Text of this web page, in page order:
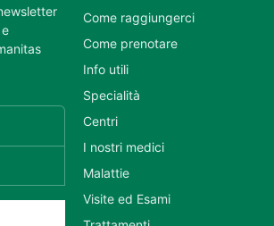
Come raggiungerci
Come prenotare
Info utili
Specialità
Centri
I nostri medici
Malattie
Visite ed Esami